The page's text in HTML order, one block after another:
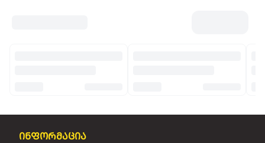
ინფორმაცია